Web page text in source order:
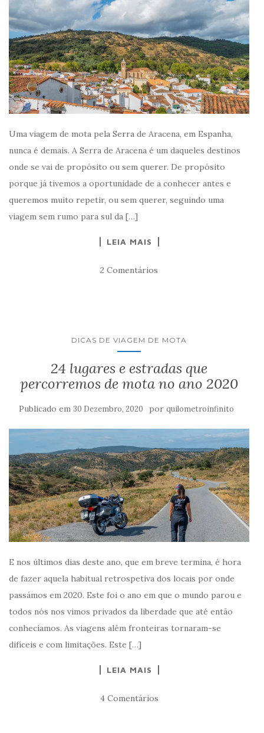
Uma viagem de mota pela Serra de Aracena, em Espanha,
nunca é demais. A Serra de Aracena é um daqueles destinos
onde se vai de propósito ou sem querer. De propósito
porque já tivemos a oportunidade de a conhecer antes e
queremos muito repetir, ou sem querer, seguindo uma
viagem sem rumo para sul da […]
LEIA MAIS
2 Comentários
DICAS DE VIAGEM DE MOTA
24 lugares e estradas que
percorremos de mota no ano 2020
Publicado em 30 Dezembro, 2020 por quilometroinfinito
E nos últimos dias deste ano, que em breve termina, é hora
de fazer aquela habitual retrospetiva dos locais por onde
passámos em 2020. Este foi o ano em que o mundo parou e
todos nós nos vimos privados da liberdade que até então
conhecíamos. As viagens além fronteiras tornaram-se
difíceis e com limitações. Este […]
LEIA MAIS
4 Comentários